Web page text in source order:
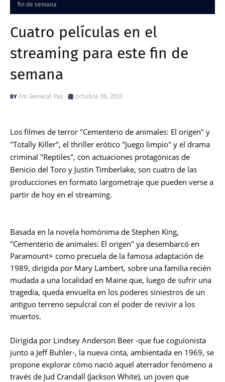
fin de semana
Cuatro películas en el
streaming para este fin de
semana
Fm General Paz octubre 06, 2023
Los filmes de terror "Cementerio de animales: El origen" y
"Totally Killer", el thriller erótico "Juego limpio" y el drama
criminal "Reptiles", con actuaciones protagónicas de
Benicio del Toro y Justin Timberlake, son cuatro de las
producciones en formato largometraje que pueden verse a
partir de hoy en el streaming.
Basada en la novela homónima de Stephen King,
"Cementerio de animales: El origen" ya desembarcó en
Paramount+ como precuela de la famosa adaptación de
1989, dirigida por Mary Lambert, sobre una familia recién
mudada a una localidad en Maine que, luego de sufrir una
tragedia, queda envuelta en los poderes siniestros de un
antiguo terreno sepulcral con el poder de revivir a los
muertos.
Dirigida por Lindsey Anderson Beer -que fue coguionista
junto a Jeff Buhler-, la nueva cinta, ambientada en 1969, se
propone explorar cómo nació aquel aterrador fenómeno a
través de Jud Crandall (Jackson White), un joven que